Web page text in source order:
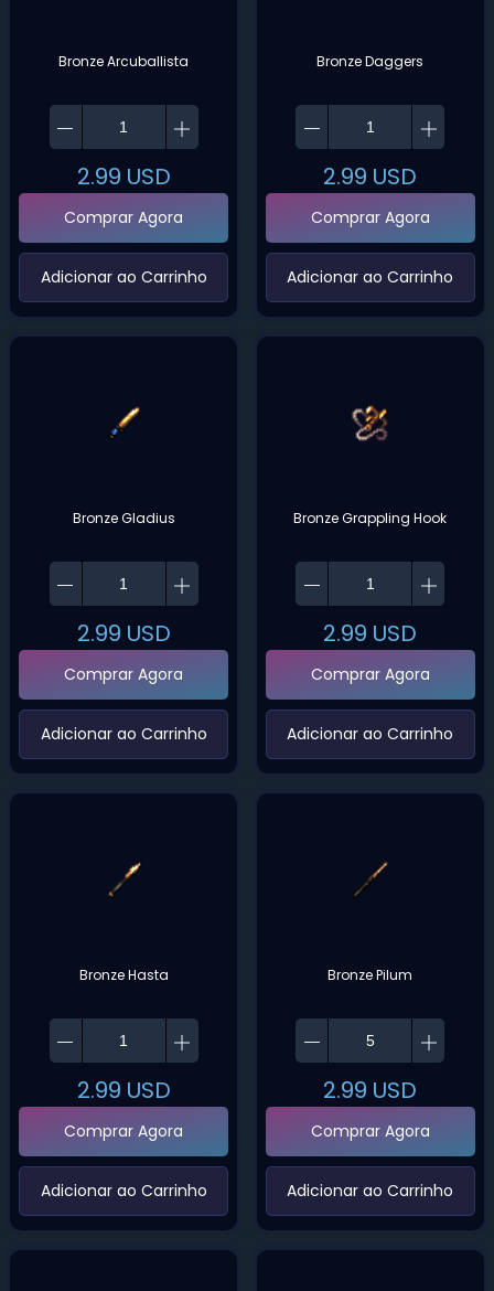
Bronze Arcuballista
2.99 USD
Comprar Agora
‌Adicionar ao Carrinho‌
Bronze Daggers
2.99 USD
Comprar Agora
‌Adicionar ao Carrinho‌
Bronze Gladius
2.99 USD
Comprar Agora
‌Adicionar ao Carrinho‌
Bronze Grappling Hook
2.99 USD
Comprar Agora
‌Adicionar ao Carrinho‌
Bronze Hasta
2.99 USD
Comprar Agora
‌Adicionar ao Carrinho‌
Bronze Pilum
2.99 USD
Comprar Agora
‌Adicionar ao Carrinho‌